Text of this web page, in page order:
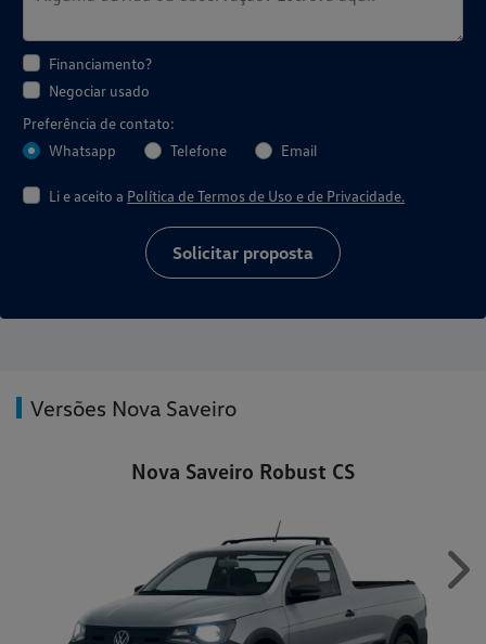
Financiamento?
Negociar usado
Preferência de contato:
Whatsapp
Telefone Email
Li e aceito a Política de Termos de Uso e de Privacidade.
Solicitar proposta
Versões Nova Saveiro
Nova Saveiro Robust CS